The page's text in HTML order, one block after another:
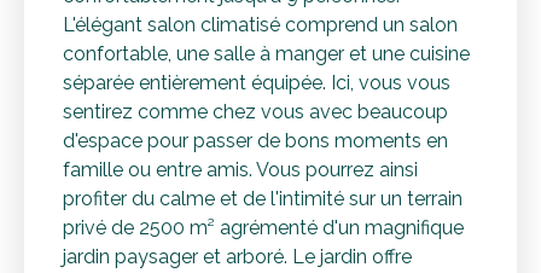
L'élégant salon climatisé comprend un salon
confortable, une salle à manger et une cuisine
séparée entièrement équipée. Ici, vous vous
sentirez comme chez vous avec beaucoup
d'espace pour passer de bons moments en
famille ou entre amis. Vous pourrez ainsi
profiter du calme et de l'intimité sur un terrain
privé de 2500 m² agrémenté d'un magnifique
jardin paysager et arboré. Le jardin offre